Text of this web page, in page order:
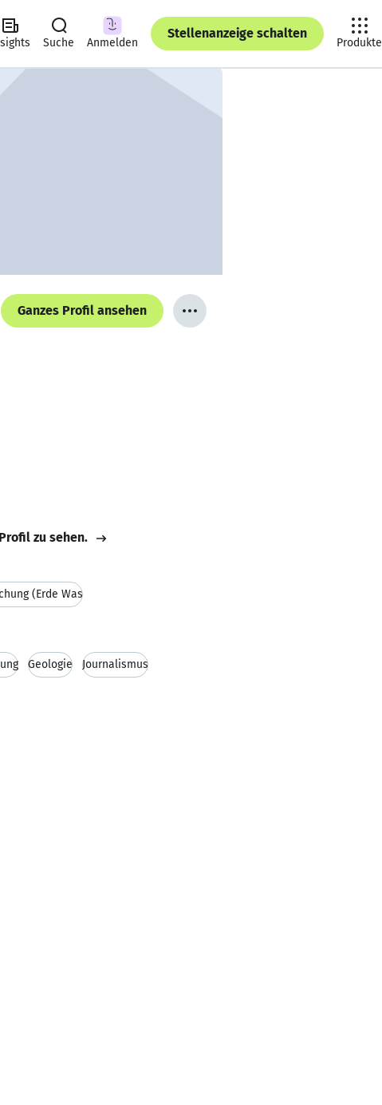
Suche Anmelden
Stellenanzeige schalten
Produkte
Ganzes Profil ansehen
zu sehen.
(Erde Was
Geologie Journalismus